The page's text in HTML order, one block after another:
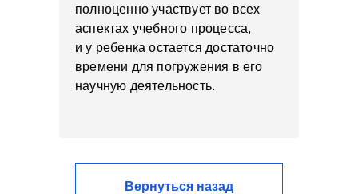
Вернуться назад
полноценно участвует во всех
аспектах учебного процесса,
и у ребенка остается достаточно
времени для погружения в его
научную деятельность.